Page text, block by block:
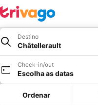
Destino
Châtellerault
Check-in/out
Escolha as datas
Ordenar